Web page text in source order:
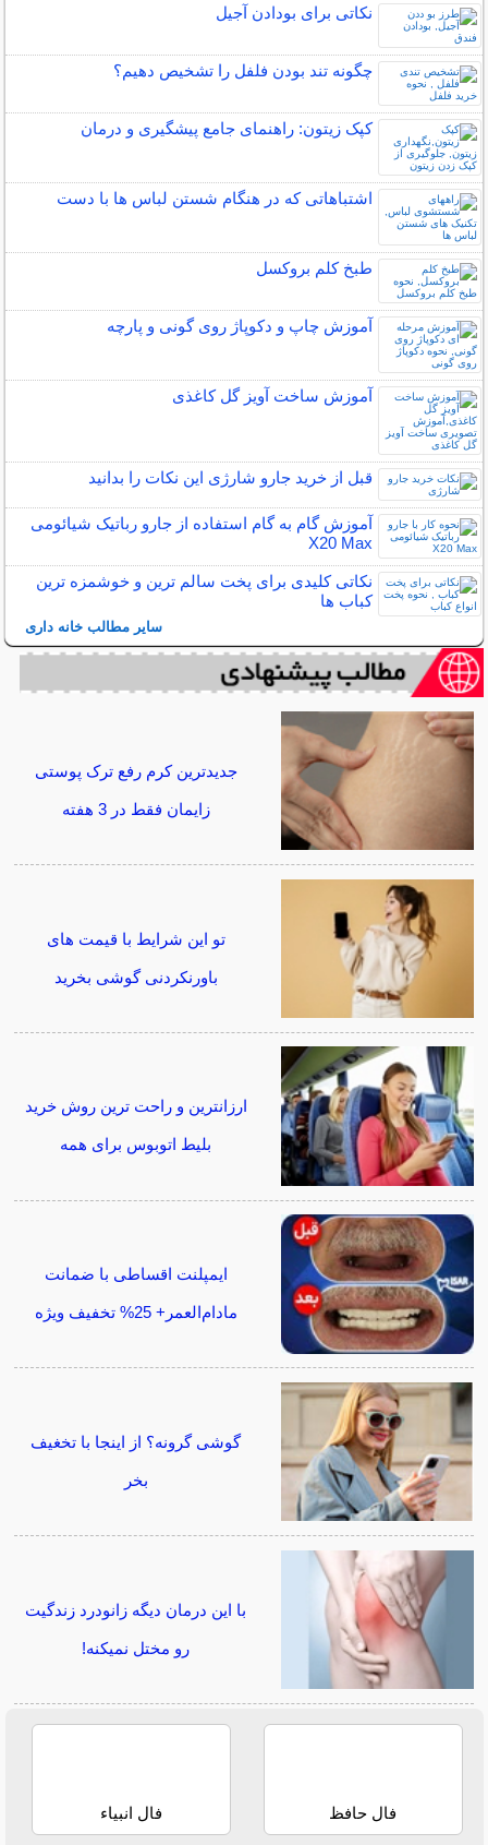
نکاتی برای بودادن آجیل
چگونه تند بودن فلفل را تشخیص دهیم؟
کپک زیتون: راهنمای جامع پیشگیری و درمان
اشتباهاتی که در هنگام شستن لباس ها با دست
طبخ کلم بروکسل
آموزش چاپ و دکوپاژ روی گونی و پارچه
آموزش ساخت آویز گل کاغذی
قبل از خرید جارو شارژی این نکات را بدانید
آموزش گام به گام استفاده از جارو رباتیک شیائومی
X20 Max
نکاتی کلیدی برای پخت سالم ترین و خوشمزه ترین
کباب ها
سایر مطالب خانه داری
جدیدترین کرم رفع ترک پوستی
زایمان فقط در 3 هفته
تو این شرایط با قیمت های
باورنکردنی گوشی بخرید
ارزانترین و راحت ترین روش خرید
بلیط اتوبوس برای همه
ایمپلنت اقساطی با ضمانت
مادام‌العمر+ 25% تخفیف ویژه
گوشی گرونه؟ از اینجا با تخغیف
بخر
با این درمان دیگه زانودرد زندگیت
رو مختل نمیکنه!
فال حافظ فال انبیاء